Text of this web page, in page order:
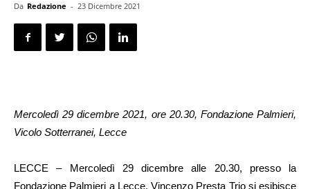
Da Redazione - 23 Dicembre 2021
Mercoledì 29 dicembre 2021, ore 20.30, Fondazione Palmieri,
Vicolo Sotterranei, Lecce
LECCE – Mercoledì 29 dicembre alle 20.30, presso la
Fondazione Palmieri a Lecce, Vincenzo Presta Trio si esibisce